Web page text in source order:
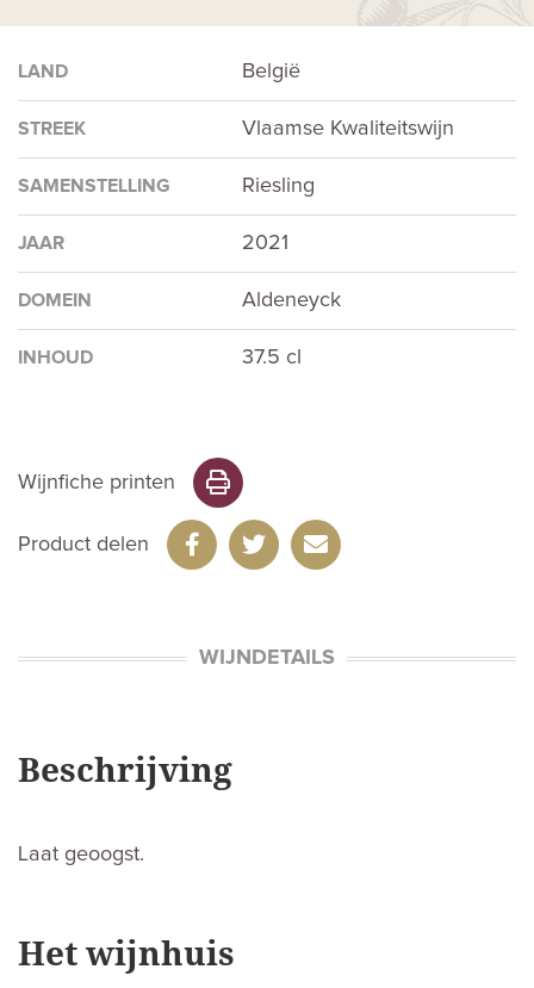
LAND België
STREEK Vlaamse Kwaliteitswijn
SAMENSTELLING Riesling
JAAR 2021
DOMEIN Aldeneyck
INHOUD 37.5 cl
Wijnfiche printen
Product delen
WIJNDETAILS
Beschrijving
Laat geoogst.
Het wijnhuis